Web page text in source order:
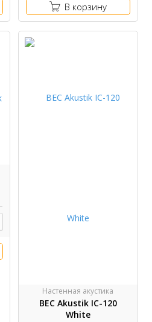
В корзину
Настенная акустика
BEC Akustik IC-120
White